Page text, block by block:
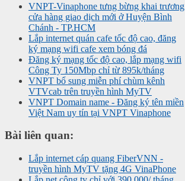
VNPT-Vinaphone tưng bừng khai trương
cửa hàng giao dịch mới ở Huyện Bình
Chánh - TP.HCM
Lắp internet quán cafe tốc độ cao, đăng
ký mạng wifi cafe xem bóng đá
Đăng ký mạng tốc độ cao, lắp mạng wifi
Công Ty 150Mbp chỉ từ 895k/tháng
VNPT bổ sung miễn phí chùm kênh
VTVcab trên truyền hình MyTV
VNPT Domain name - Đăng ký tên miền
Việt Nam uy tín tại VNPT Vinaphone
Bài liên quan:
Lắp internet cáp quang FiberVNN -
truyền hình MyTV tặng 4G VinaPhone